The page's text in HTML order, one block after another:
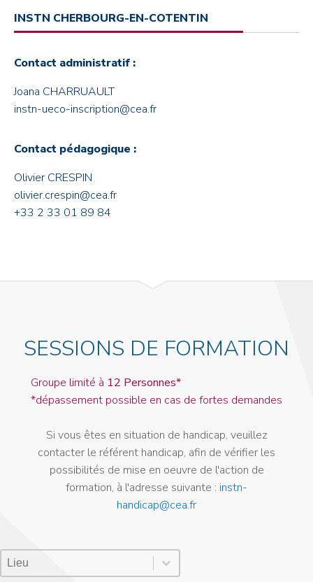
INSTN CHERBOURG-EN-COTENTIN
Contact administratif :
Joana CHARRUAULT
instn-ueco-inscription@cea.fr
Contact pédagogique :
Olivier CRESPIN
olivier.crespin@cea.fr
+33 2 33 01 89 84
SESSIONS DE FORMATION
Groupe limité à 12 Personnes*
*dépassement possible en cas de fortes demandes
Si vous êtes en situation de handicap, veuillez
contacter le référent handicap, afin de vérifier les
possibilités de mise en oeuvre de l'action de
formation, à l'adresse suivante : instn-
handicap@cea.fr
Lieu Session
Sélectionnez le contenu
Sélectionnez le contenu